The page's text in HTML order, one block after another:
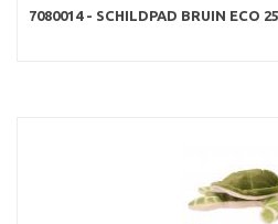
7080014 - SCHILDPAD BRUIN ECO